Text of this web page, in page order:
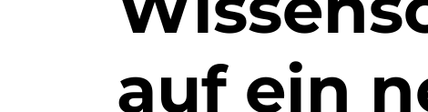
auf ein